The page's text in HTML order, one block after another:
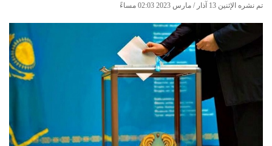
تم نشره الإثنين 13 آذار / مارس 2023 02:03 مساءً